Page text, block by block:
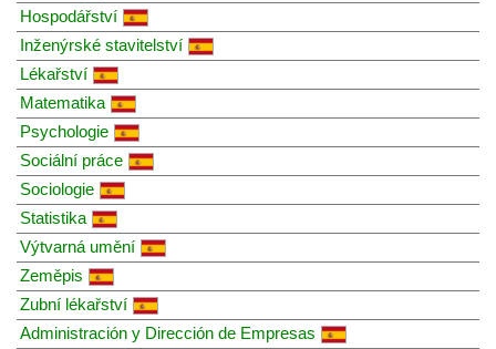
Hospodářství
Inženýrské stavitelství
Lékařství
Matematika
Psychologie
Sociální práce
Sociologie
Statistika
Výtvarná umění
Zeměpis
Zubní lékařství
Administración y Dirección de Empresas